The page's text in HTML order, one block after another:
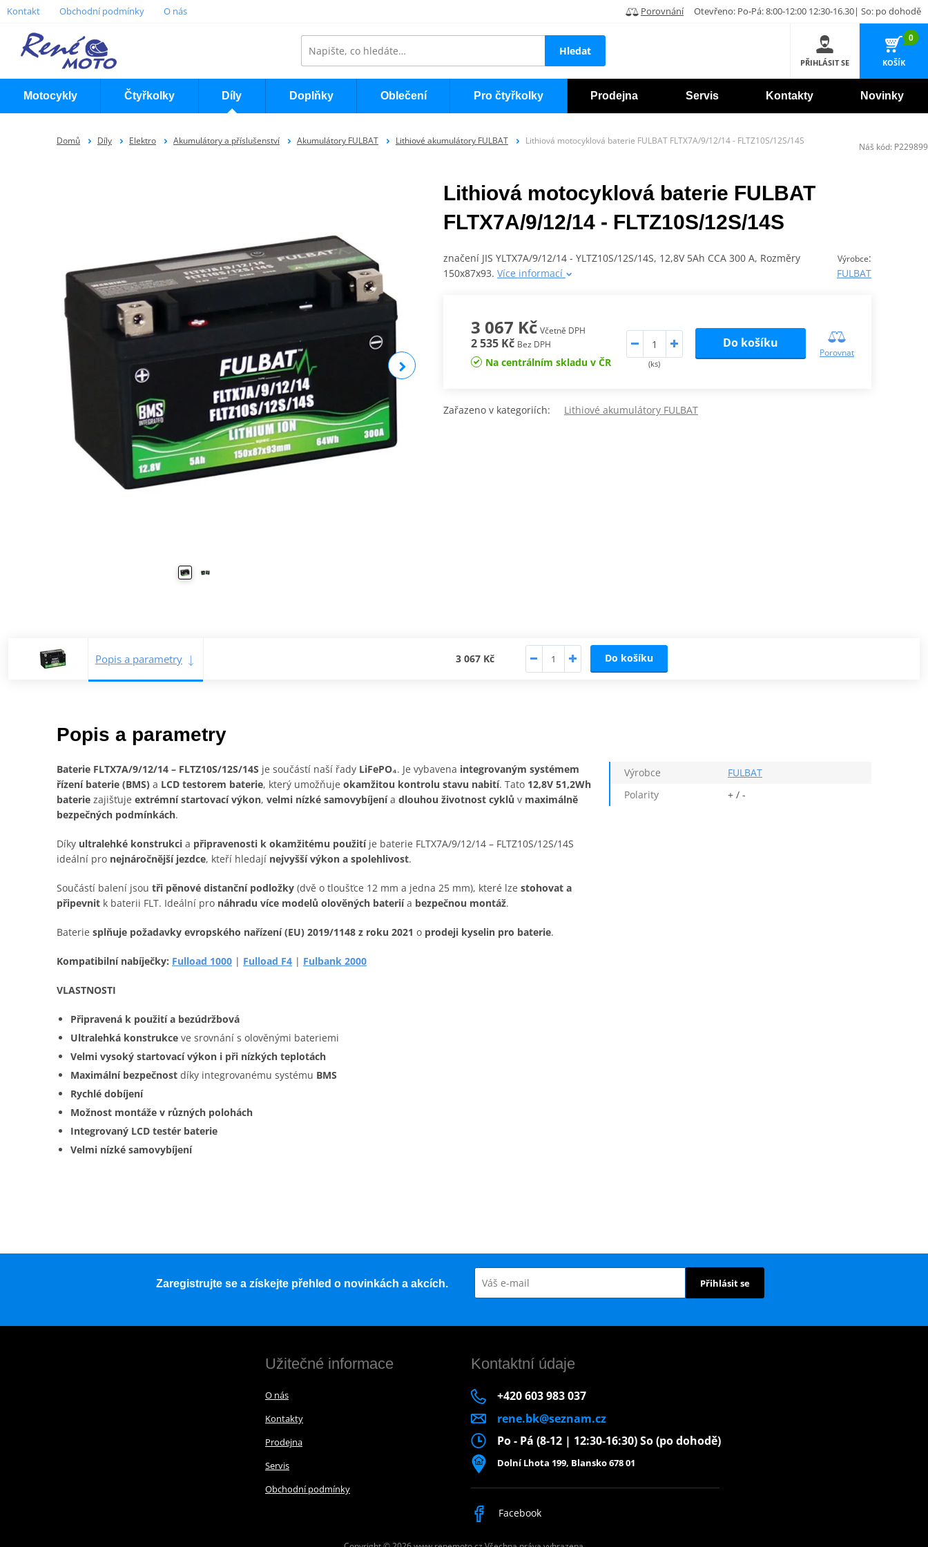
Kontakt Obchodní podmínky O nás Porovnání Otevřeno: Po-Pá: 8:00-12:00 12:30-16.30| So: po dohodě
Hledat
PŘIHLÁSIT SE
0
KOŠÍK
Motocykly Čtyřkolky Díly Doplňky Oblečení Pro čtyřkolky Prodejna Servis Kontakty Novinky
Domů Díly Elektro Akumulátory a příslušenství Akumulátory FULBAT Lithiové akumulátory FULBAT Lithiová motocyklová baterie FULBAT FLTX7A/9/12/14 - FLTZ10S/12S/14S
Lithiová motocyklová baterie FULBAT
FLTX7A/9/12/14 - FLTZ10S/12S/14S
Výrobce:
FULBAT
značení JIS YLTX7A/9/12/14 - YLTZ10S/12S/14S, 12,8V 5Ah CCA 300 A, Rozměry
150x87x93. Více informací
3 067 Kč Včetně DPH
2 535 Kč Bez DPH
Na centrálním skladu v ČR (ks)
Do košíku
Porovnat
Zařazeno v kategoriích: Lithiové akumulátory FULBAT
Popis a parametry 3 067 Kč Do košíku
Popis a parametry
Baterie FLTX7A/9/12/14 – FLTZ10S/12S/14S je součástí naší řady LiFePO₄. Je vybavena integrovaným systémem
řízení baterie (BMS) a LCD testorem baterie, který umožňuje okamžitou kontrolu stavu nabití. Tato 12,8V 51,2Wh
baterie zajišťuje extrémní startovací výkon, velmi nízké samovybíjenía dlouhou životnost cyklů v maximálně
bezpečných podmínkách.
Díky ultralehké konstrukci a připravenosti k okamžitému použitíje baterie FLTX7A/9/12/14 – FLTZ10S/12S/14S
ideální pro nejnáročnější jezdce, kteří hledají nejvyšší výkon a spolehlivost.
Součástí balení jsou tři pěnové distanční podložky (dvě o tloušťce 12 mm a jedna 25 mm), které lze stohovat a
připevnit k baterii FLT. Ideální pro náhradu více modelů olověných bateriía bezpečnou montáž.
Baterie splňuje požadavky evropského nařízení (EU) 2019/1148 z roku 2021 o prodeji kyselin pro baterie.
Kompatibilní nabíječky: Fulload 1000 | Fulload F4 | Fulbank 2000
VLASTNOSTI
Připravená k použití a bezúdržbová
Ultralehká konstrukceve srovnání s olověnými bateriemi
Velmi vysoký startovací výkon i při nízkých teplotách
Maximální bezpečnostdíky integrovanému systému BMS
Rychlé dobíjení
Možnost montáže v různých polohách
Integrovaný LCD testér baterie
Velmi nízké samovybíjení
Výrobce
FULBAT
Polarity
+ / -
Náš kód: P229899
Zaregistrujte se a získejte přehled o novinkách a akcích. Přihlásit se
Užitečné informace
O nás
Kontakty
Prodejna
Servis
Obchodní podmínky
Kontaktní údaje
+420 603 983 037
rene.bk@seznam.cz
Po - Pá (8-12 | 12:30-16:30) So (po dohodě)
Dolní Lhota 199, Blansko 678 01
Facebook